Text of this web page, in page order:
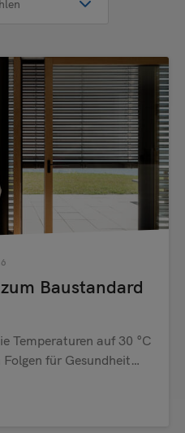
Baustandard
Temperaturen auf 30 °C
für Gesundheit…